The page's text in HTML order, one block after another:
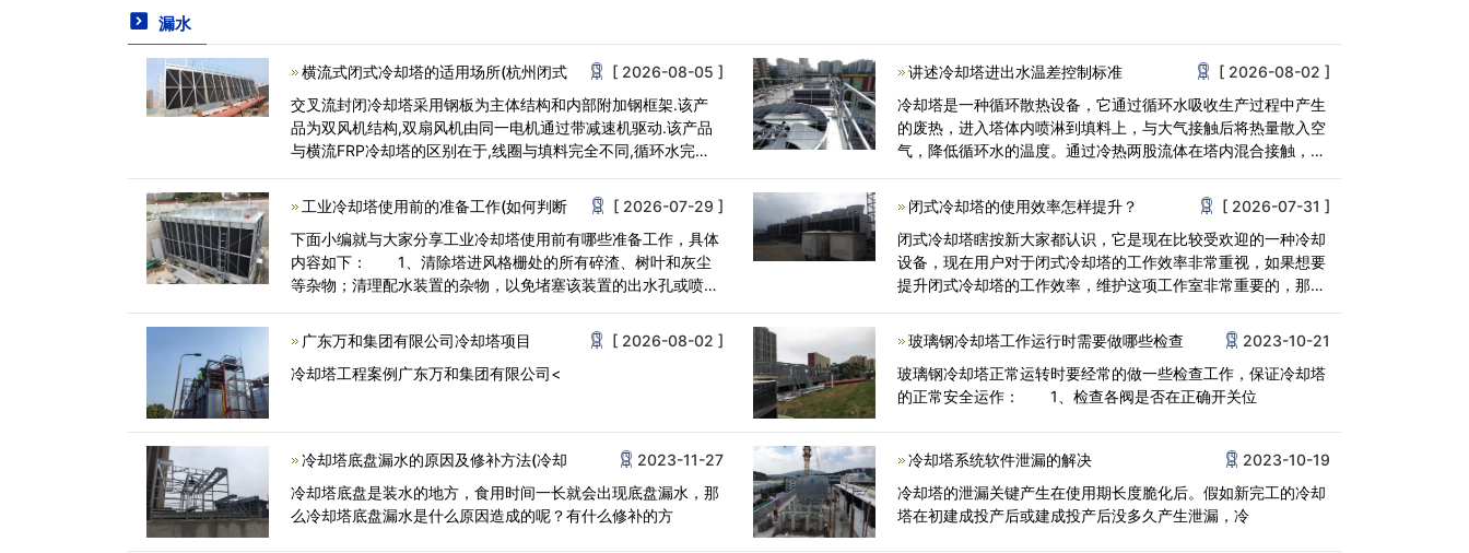
漏水
横流式闭式冷却塔的适用场所(杭州闭式
[ 2026-08-05 ]
交叉流封闭冷却塔采用钢板为主体结构和内部附加钢框架.该产
品为双风机结构,双扇风机由同一电机通过带减速机驱动.该产品
与横流FRP冷却塔的区别在于,线圈与填料完全不同,循环水完全
讲述冷却塔进出水温差控制标准
[ 2026-08-02 ]
冷却塔是一种循环散热设备，它通过循环水吸收生产过程中产生
的废热，进入塔体内喷淋到填料上，与大气接触后将热量散入空
气，降低循环水的温度。通过冷热两股流体在塔内混合接触，借
工业冷却塔使用前的准备工作(如何判断
[ 2026-07-29 ]
下面小编就与大家分享工业冷却塔使用前有哪些准备工作，具体
内容如下： 1、清除塔进风格栅处的所有碎渣、树叶和灰尘
等杂物；清理配水装置的杂物，以免堵塞该装置的出水孔或喷
闭式冷却塔的使用效率怎样提升？
[ 2026-07-31 ]
闭式冷却塔瞎按新大家都认识，它是现在比较受欢迎的一种冷却
设备，现在用户对于闭式冷却塔的工作效率非常重视，如果想要
提升闭式冷却塔的工作效率，维护这项工作室非常重要的，那么
广东万和集团有限公司冷却塔项目
[ 2026-08-02 ]
冷却塔工程案例广东万和集团有限公司<
玻璃钢冷却塔工作运行时需要做哪些检查
2023-10-21
玻璃钢冷却塔正常运转时要经常的做一些检查工作，保证冷却塔
的正常安全运作： 1、检查各阀是否在正确开关位
冷却塔底盘漏水的原因及修补方法(冷却
2023-11-27
冷却塔底盘是装水的地方，食用时间一长就会出现底盘漏水，那
么冷却塔底盘漏水是什么原因造成的呢？有什么修补的方
冷却塔系统软件泄漏的解决
2023-10-19
冷却塔的泄漏关键产生在使用期长度脆化后。假如新完工的冷却
塔在初建成投产后或建成投产后没多久产生泄漏，冷